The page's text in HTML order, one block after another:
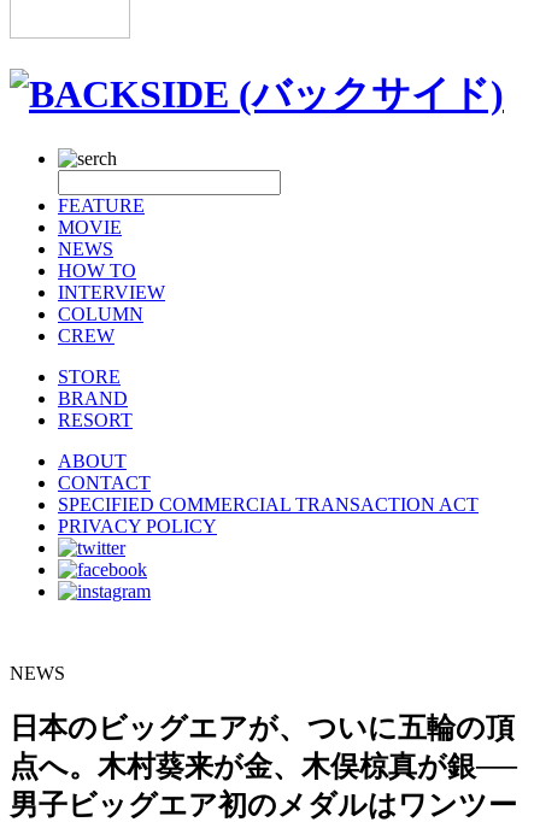
FEATURE
MOVIE
NEWS
HOW TO
INTERVIEW
COLUMN
CREW
STORE
BRAND
RESORT
ABOUT
CONTACT
SPECIFIED COMMERCIAL TRANSACTION ACT
PRIVACY POLICY
NEWS
日本のビッグエアが、ついに五輪の頂
点へ。木村葵来が金、木俣椋真が銀──
男子ビッグエア初のメダルはワンツー